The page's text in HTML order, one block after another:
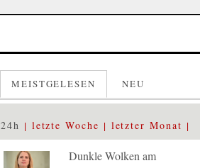
MEISTGELESEN NEU
24h letzte Woche letzter Monat
Dunkle Wolken am